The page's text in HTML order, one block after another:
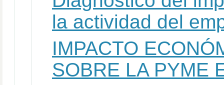
la actividad del
IMPACTO
SOBRE LA PYME